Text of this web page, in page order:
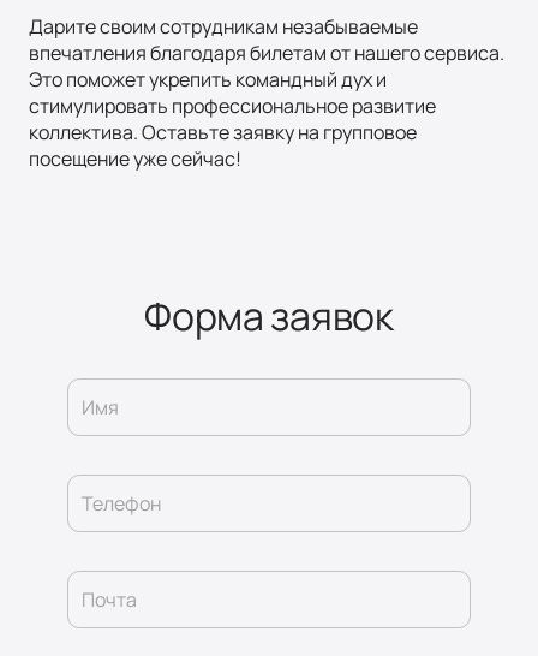
Дарите своим сотрудникам незабываемые
впечатления благодаря билетам от нашего сервиса.
Это поможет укрепить командный дух и
стимулировать профессиональное развитие
коллектива. Оставьте заявку на групповое
посещение уже сейчас!
Форма заявок
Имя
Телефон
Почта